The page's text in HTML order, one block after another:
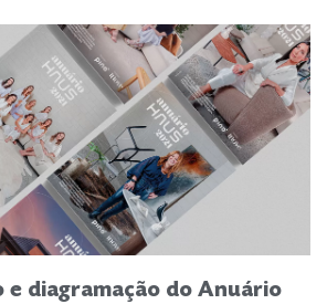
e diagramação do Anuário